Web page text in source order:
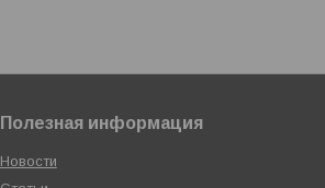
Полезная информация
Новости